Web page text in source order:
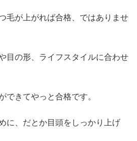
毛が上がれば合格、ではありませ
目の形、ライフスタイルに合わせ
できてやっと合格です。
に、だとか目頭をしっかり上げ